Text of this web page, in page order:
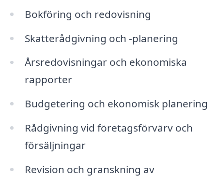
Bokföring och redovisning
Skatterådgivning och -planering
Årsredovisningar och ekonomiska
rapporter
Budgetering och ekonomisk planering
Rådgivning vid företagsförvärv och
försäljningar
Revision och granskning av